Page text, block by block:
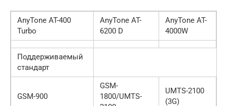
AnyTone AT-400
Turbo
AnyTone AT-
6200 D
AnyTone AT-
4000W
Поддерживаемый
стандарт
GSM-900
GSM-
1800/UMTS-
UMTS-2100
(3G)